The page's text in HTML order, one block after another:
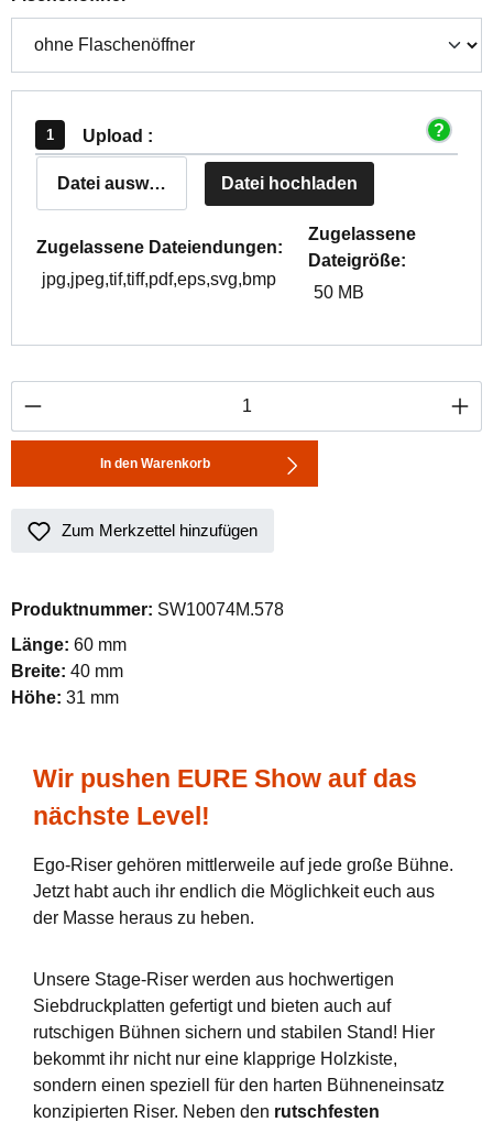
Upload :
Datei auswählen Datei hochladen
Zugelassene Dateiendungen:
jpg,jpeg,tif,tiff,pdf,eps,svg,bmp
Zugelassene
Dateigröße:
50 MB
Produkt Anzahl: Gib den gewünschten
In den Warenkorb
Zum Merkzettel hinzufügen
Produktnummer: SW10074M.578
Länge: 60 mm
Breite: 40 mm
Höhe: 31 mm
Wir pushen EURE Show auf das
nächste Level!
Ego-Riser gehören mittlerweile auf jede große Bühne.
Jetzt habt auch ihr endlich die Möglichkeit euch aus
der Masse heraus zu heben.
Unsere Stage-Riser werden aus hochwertigen
Siebdruckplatten gefertigt und bieten auch auf
rutschigen Bühnen sichern und stabilen Stand! Hier
bekommt ihr nicht nur eine klapprige Holzkiste,
sondern einen speziell für den harten Bühneneinsatz
konzipierten Riser. Neben den rutschfesten